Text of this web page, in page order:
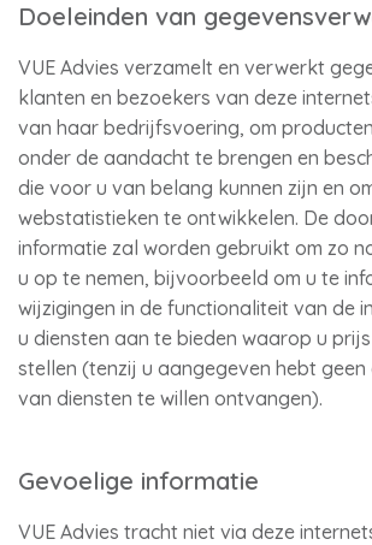
Doeleinden van
VUE Advies verzamelt en verwerkt
klanten en bezoekers van deze
van haar bedrijfsvoering, om
onder de aandacht te brengen en
die voor u van belang kunnen zijn en
webstatistieken te ontwikkelen. De
informatie zal worden gebruikt om zo
u op te nemen, bijvoorbeeld om u te
wijzigingen in de functionaliteit van de
u diensten aan te bieden waarop u
stellen (tenzij u aangegeven hebt geen
van diensten te willen ontvangen).
Gevoelige informatie
VUE Advies tracht niet via deze